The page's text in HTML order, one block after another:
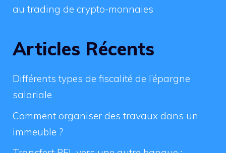
au trading de crypto-monnaies
Articles Récents
Différents types de fiscalité de l’épargne
salariale
Comment organiser des travaux dans un
immeuble ?